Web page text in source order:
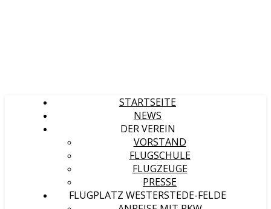
STARTSEITE
NEWS
DER VEREIN
VORSTAND
FLUGSCHULE
FLUGZEUGE
PRESSE
FLUGPLATZ WESTERSTEDE-FELDE